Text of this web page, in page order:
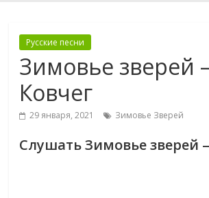
Русские песни
Зимовье зверей
Ковчег
29 января, 2021 Зимовье Зверей
Слушать Зимовье зверей